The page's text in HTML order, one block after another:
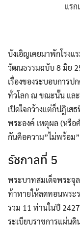
แร
บังเอิญเคยมาพักโรง
วัฒนธรรมฉบับ 8 มิย
เรื่องของระบอบการป
ทั่วโลก ณ ขณะนั้น แล
เปิดใจกว้างแต่ก็ปฎิเส
พระองค์ เหตุผล (หรื
กันคือความ”ไม่พร้อม
รัชกาลที่ 5
พระบาทสมเด็จพระจุ
ท้าทายให้ลดทอนพระ
รวม 11 ท่านในปี
ระเบียบราชการแผ่นดิ